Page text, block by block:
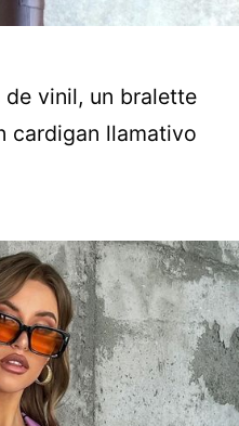
vinil, un bralette
cardigan llamativo